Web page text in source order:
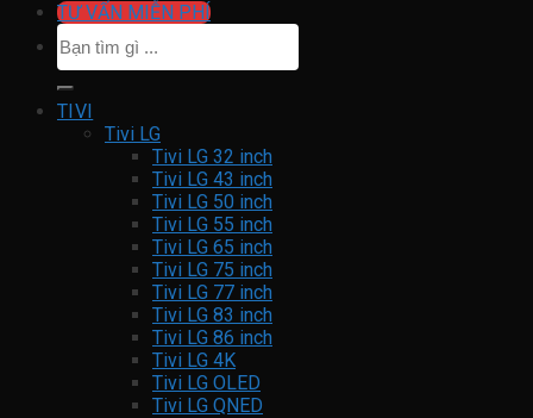
TƯ VẤN MIỄN PHÍ
Tìm
kiếm:
TIVI
Tivi LG
Tivi LG 32 inch
Tivi LG 43 inch
Tivi LG 50 inch
Tivi LG 55 inch
Tivi LG 65 inch
Tivi LG 75 inch
Tivi LG 77 inch
Tivi LG 83 inch
Tivi LG 86 inch
Tivi LG 4K
Tivi LG OLED
Tivi LG QNED